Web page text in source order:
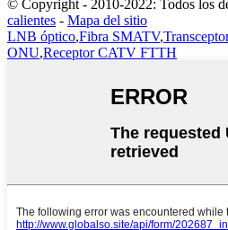
© Copyright - 2010-2022: Todos los
calientes - Mapa del sitio
LNB óptico,Fibra SMATV,
ONU,Receptor CATV FTTH